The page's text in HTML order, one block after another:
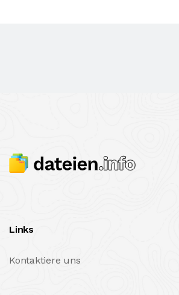
Links
Kontaktiere uns